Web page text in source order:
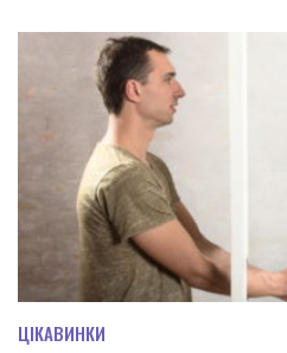
ЦІКАВИНКИ